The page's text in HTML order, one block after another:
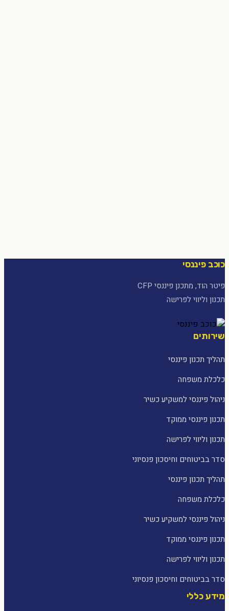
כוכב פיננסי
פיטר הוד, מתכנן פיננסי CFP
תכנון וליווי לפרישה
שירותים
תהליך תכנון פיננסי
כלכלת משפחה
ניהול פיננסי למשקיע כשיר
תכנון פיננסי ממוקד
תכנון וליווי לפרישה
סדר בביטוחים וחיסכון פנסיוני
תהליך תכנון פיננסי
כלכלת משפחה
ניהול פיננסי למשקיע כשיר
תכנון פיננסי ממוקד
תכנון וליווי לפרישה
סדר בביטוחים וחיסכון פנסיוני
מידע כללי